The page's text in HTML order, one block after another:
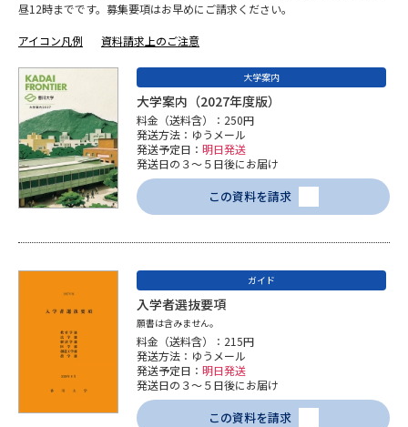
昼12時までです。募集要項はお早めにご請求ください。
アイコン凡例 資料請求上のご注意
大学案内
大学案内（2027年度版）
料金（送料含）：250円
発送方法：ゆうメール
発送予定日： 明日発送
発送日の３～５日後にお届け
この資料を請求
ガイド
入学者選抜要項
願書は含みません。
料金（送料含）：215円
発送方法：ゆうメール
発送予定日： 明日発送
発送日の３～５日後にお届け
この資料を請求